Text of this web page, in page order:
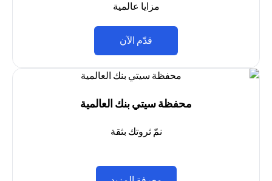
مزايا عالمية
قدّم الآن
محفظة سيتي بنك العالمية
نمّ ثروتك بثقة